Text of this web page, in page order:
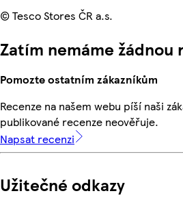
© Tesco Stores ČR a.s.
Zatím nemáme žádnou
Pomozte ostatním zákazníkům
Recenze na našem webu píší naši
publikované recenze neověřuje.
Napsat recenzi
Užitečné odkazy